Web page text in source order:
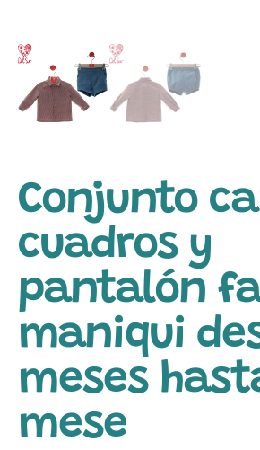
Conjunto
cuadros y
pantalón
maniqui
meses
mese